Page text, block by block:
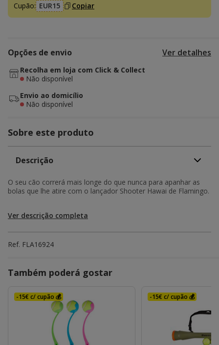
Cupão: EUR15 Copiar
Opções de envio Ver detalhes
Recolha em loja com Click & Collect
Não disponível
Envio ao domicílio
Não disponível
Sobre este produto
Descrição
O seu cão correrá mais longe do que nunca para apanhar as
bolas que lhe atire com o lançador Shooter Hawai de Flamingo.
Ver descrição completa
Ref. FLA16924
Também poderá gostar
-15€ c/ cupão 💰 -15€ c/ cupão 💰